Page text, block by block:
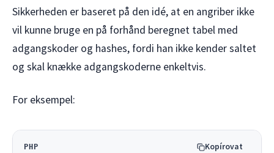
Sikkerheden er baseret på den idé, at en angriber ikke
vil kunne bruge en på forhånd beregnet tabel med
adgangskoder og hashes, fordi han ikke kender saltet
og skal knække adgangskoderne enkeltvis.
For eksempel:
PHP Kopírovat